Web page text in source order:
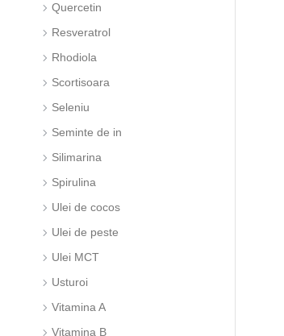
Quercetin
Resveratrol
Rhodiola
Scortisoara
Seleniu
Seminte de in
Silimarina
Spirulina
Ulei de cocos
Ulei de peste
Ulei MCT
Usturoi
Vitamina A
Vitamina B